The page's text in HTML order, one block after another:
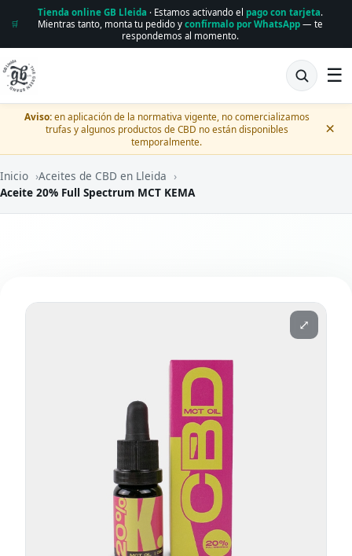
🛒
Tienda online GB Lleida · Estamos activando el pago con tarjeta.
Mientras tanto, monta tu pedido y confírmalo por WhatsApp— te
respondemos al momento.
☰
Aviso:en aplicación de la normativa vigente, no comercializamos
trufas y algunos productos de CBD no están disponibles
temporalmente.
×
Inicio ›Aceites de CBD en Lleida ›
Aceite 20% Full Spectrum MCT KEMA
⤢